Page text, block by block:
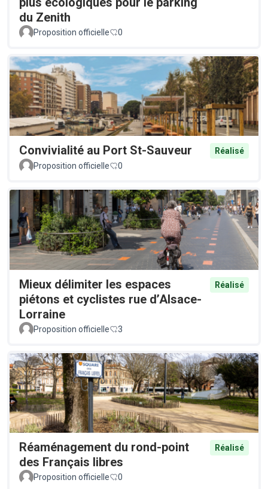
du Zenith
Proposition officielle 0
Convivialité au Port St-Sauveur
Réalisé
Proposition officielle
0
Mieux délimiter les espaces
piétons et cyclistes rue d’Alsace-
Lorraine
Réalisé
Proposition officielle 3
Réaménagement du rond-point
des Français libres
Réalisé
Proposition officielle 0